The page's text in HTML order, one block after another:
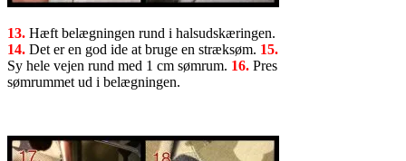
13. Hæft belægningen rund i halsudskæringen.
14. Det er en god ide at bruge en stræksøm. 15.
Sy hele vejen rund med 1 cm sømrum. 16. Pres
sømrummet ud i belægningen.